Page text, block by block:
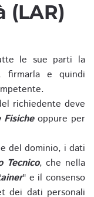
(LAR)
le sue parti la
firmarla e quindi
richiedente deve
Fisicheoppure per
del dominio, i dati
Tecnico, che nella
" e il consenso
dei dati personali